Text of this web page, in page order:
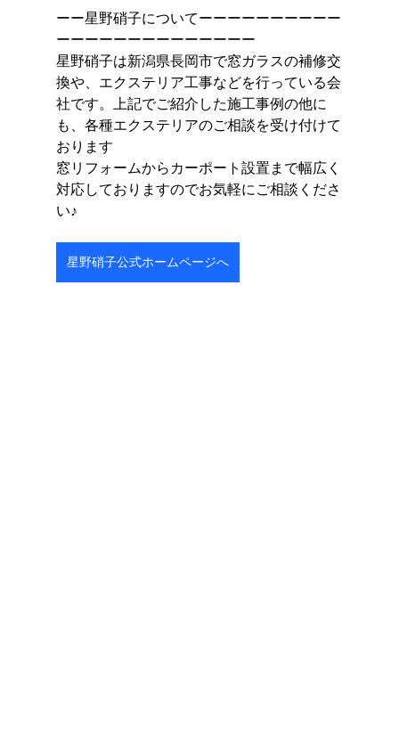
ーー星野硝子についてーーーーーーーーーー
ーーーーーーーーーーーーーー
星野硝子は新潟県長岡市で窓ガラスの補修交
換や、エクステリア工事などを行っている会
社です。上記でご紹介した施工事例の他に
も、各種エクステリアのご相談を受け付けて
おります
窓リフォームからカーポート設置まで幅広く
対応しておりますのでお気軽にご相談くださ
い♪
星野硝子公式ホームページへ